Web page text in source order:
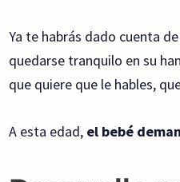
Ya te habrás dado cuenta
quedarse tranquilo en su
que quiere que le hables,
A esta edad, el bebé